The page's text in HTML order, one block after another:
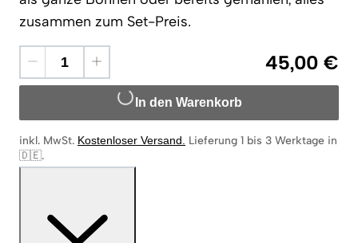
zusammen zum Set-Preis.
45,00 €
In den Warenkorb
inkl. MwSt. Kostenloser Versand. Lieferung 1 bis 3 Werktage in
🇩🇪.